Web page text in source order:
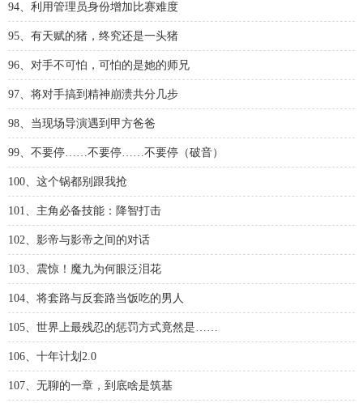
94、利用管理员身份增加比赛难度
95、有天赋的猪，终究还是一头猪
96、对手不可怕，可怕的是她的师兄
97、将对手搞到精神崩溃共分几步
98、当现场导演遇到甲方爸爸
99、不要停……不要停……不要停（破音）
100、这个锅都别跟我抢
101、主角必备技能：降智打击
102、影帝与影帝之间的对话
103、震惊！魔九为何眼泛泪花
104、将套路与反套路当饭吃的男人
105、世界上最残忍的惩罚方式竟然是……
106、十年计划2.0
107、无聊的一章，到底啥是筑基